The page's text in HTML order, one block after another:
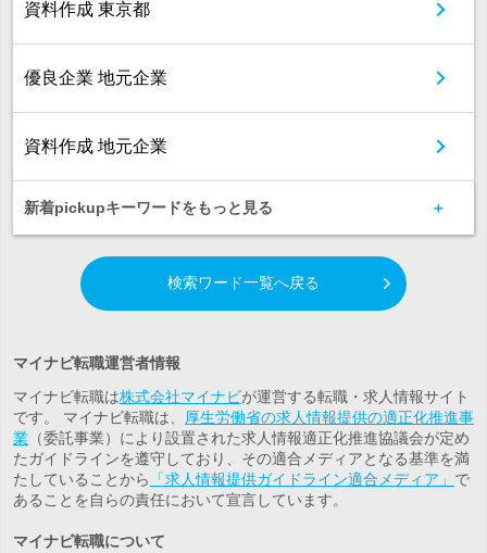
資料作成 東京都
優良企業 地元企業
資料作成 地元企業
新着pickupキーワードをもっと見る
検索ワード一覧へ戻る
マイナビ転職運営者情報
マイナビ転職は株式会社マイナビが運営する転職・求人情報サイト
です。 マイナビ転職は、
厚生労働省の求人情報提供の適正化推進事
業 （委託事業）により設置された求人情報適正化推進協議会が定め
たガイドラインを遵守しており、その適合メディアとなる基準を満
たしていることから
「求人情報提供ガイドライン適合メディア」 で
あることを自らの責任において宣言しています。
マイナビ転職について